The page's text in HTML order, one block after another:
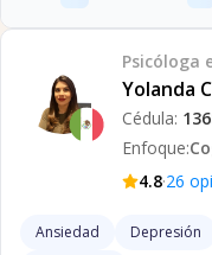
Psicóloga
Yolanda
Cédula:
Enfoque:
4.8·26
Ansiedad Depresión